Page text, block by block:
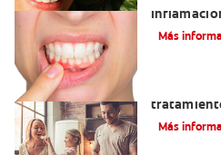
diente?
Más
Más